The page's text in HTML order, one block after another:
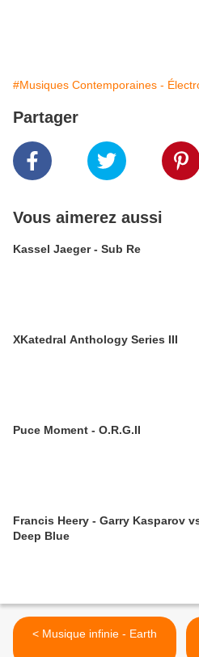
#Musiques Contemporaines -
Partager
Vous aimerez aussi
Kassel Jaeger - Sub Re
XKatedral Anthology Series III
Puce Moment - O.R.G.II
Francis Heery - Garry Kasparov
Deep Blue
< Musique infinie - Earth